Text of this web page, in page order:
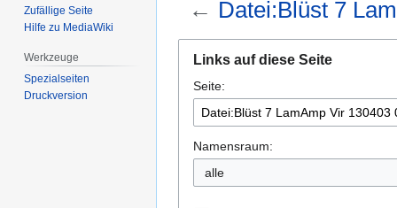
← Datei:Blüst 7
Navigation
springen
Suche
springen
Links auf diese Seite
Seite:
Namensraum:
alle
Zufällige Seite
Hilfe zu MediaWiki
Werkzeuge
Spezialseiten
Druckversion